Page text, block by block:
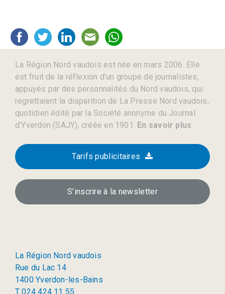
La Région Nord vaudois est née en mars 2006. Elle
est fruit de la réflexion d’un groupe de journalistes,
appuyés par des personnalités du Nord vaudois, qui
regrettaient la disparition de La Presse Nord vaudois,
quotidien édité par la Société anonyme du Journal
d’Yverdon (SAJY), créée en 1901. En savoir plus
Tarifs publicitaires
S’inscrire à la newsletter
La Région Nord vaudois
Rue du Lac 14
1400 Yverdon-les-Bains
T 024 424 11 55